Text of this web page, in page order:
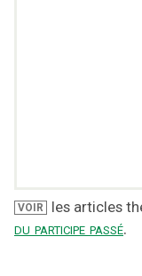
VOIR les articles
du participe passé.